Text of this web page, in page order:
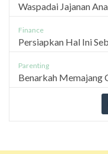
Waspadai Jajanan
Finance
Persiapkan Hal Ini
Parenting
Benarkah Memajang